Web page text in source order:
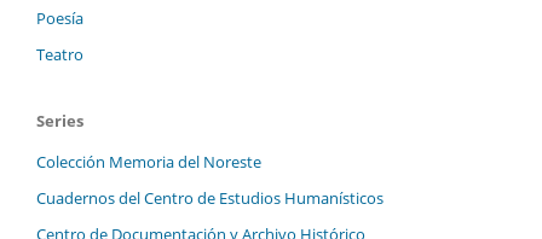
Poesía
Teatro
Series
Colección Memoria del Noreste
Cuadernos del Centro de Estudios Humanísticos
Centro de Documentación y Archivo Histórico